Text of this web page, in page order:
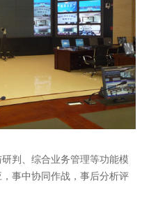
佳绩——深圳富晋
部数据中心动力
…
判、综合业务管理等功能模
事中协同作战，事后分析评